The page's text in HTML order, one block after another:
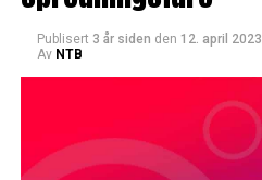
Publisert 3 år siden den 12. april 2023
Av NTB